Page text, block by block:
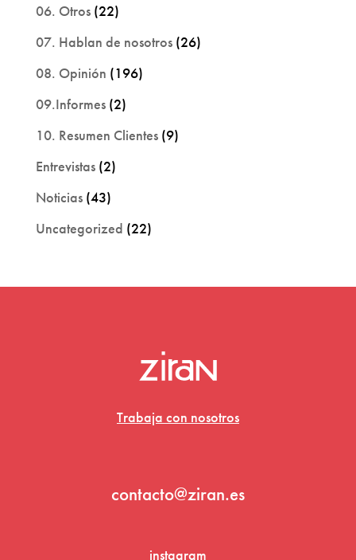
06. Otros(22)
07. Hablan de nosotros(26)
08. Opinión (196)
09.Informes(2)
10. Resumen Clientes(9)
Entrevistas(2)
Noticias(43)
Uncategorized (22)
Trabaja con nosotros
contacto@ziran.es
instagram